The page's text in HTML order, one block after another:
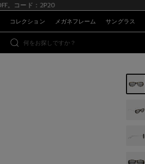
コード：2P20
コレクション メガネフレーム サングラス